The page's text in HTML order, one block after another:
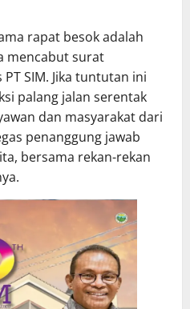
rapat besok adalah
mencabut surat
SIM. Jika tuntutan ini
palang jalan serentak
dan masyarakat dari
penanggung jawab
bersama rekan-rekan